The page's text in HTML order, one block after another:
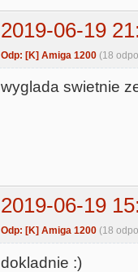
2019-06-19
Odp: [K] Amiga 1200 (18
wyglada swietnie
2019-06-19
Odp: [K] Amiga 1200 (18
dokladnie :)